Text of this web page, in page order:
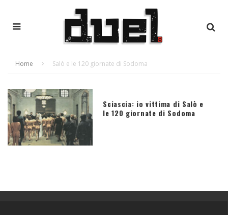
Home Salò e le 120 giornate di Sodoma
Sciascia: io vittima di Salò e
le 120 giornate di Sodoma